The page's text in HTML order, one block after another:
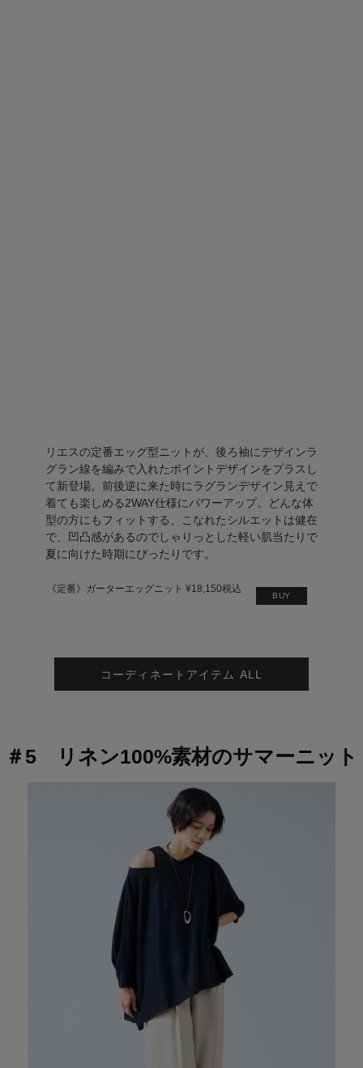
リエスの定番エッグ型ニットが、後ろ袖にデザインラ
グラン線を編みで入れたポイントデザインをプラスし
て新登場。前後逆に来た時にラグランデザイン見えで
着ても楽しめる2WAY仕様にパワーアップ。どんな体
型の方にもフィットする、こなれたシルエットは健在
で、凹凸感があるのでしゃりっとした軽い肌当たりで
夏に向けた時期にぴったりです。
《定番》ガーターエッグニット ¥18,150税込
BUY
コーディネートアイテム ALL
＃5 リネン100%素材のサマーニット